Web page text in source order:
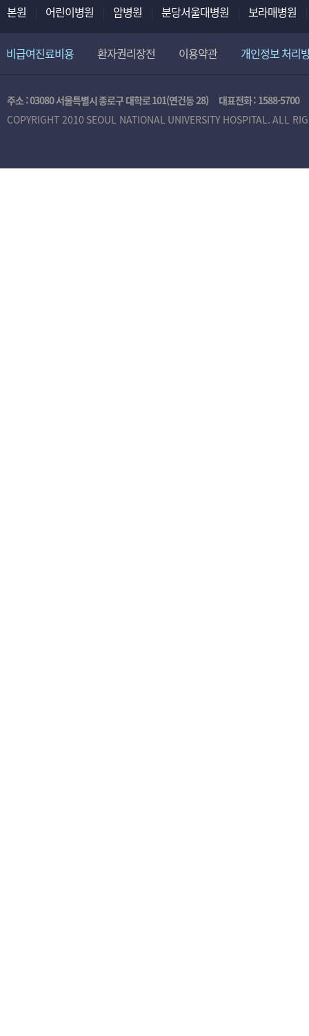
본원 어린이병원 암병원 분당서울대병원 보라매병원
비급여진료비용 환자권리장전 이용약관 개인정보 처리
주소 : 03080 서울특별시 종로구 대학로 101(연건동 28) 대표전화 : 1588-5700
COPYRIGHT 2010 SEOUL NATIONAL UNIVERSITY HOSPITAL. ALL